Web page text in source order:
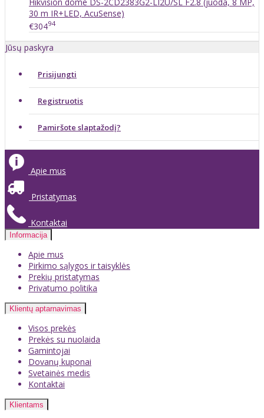
Hikvision dome DS-2CD2383G2-LI2U/SL F2.8 (juoda, 8 MP,
30 m IR+LED, AcuSense)
€30494
Jūsų paskyra
Prisijungti
Registruotis
Pamiršote slaptažodį?
Apie mus
Pristatymas
Kontaktai
Informacija
Apie mus
Pirkimo sąlygos ir taisyklės
Prekių pristatymas
Privatumo politika
Klientų aptarnavimas
Visos prekės
Prekės su nuolaida
Gamintojai
Dovanų kuponai
Svetainės medis
Kontaktai
Klientams